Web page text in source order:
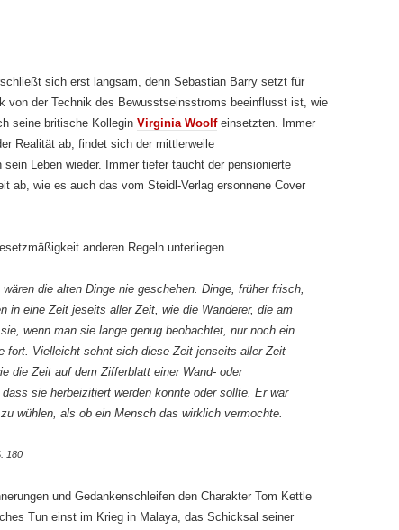
sich erst langsam, denn Sebastian Barry setzt für
von der Technik des Bewusstseinsstroms beeinflusst ist, wie
seine britische Kollegin Virginia Woolfeinsetzten. Immer
Realität ab, findet sich der mittlerweile
Leben wieder. Immer tiefer taucht der pensionierte
ab, wie es auch das vom Steidl-Verlag ersonnene Cover
anderen Regeln unterliegen.
die alten Dinge nie geschehen. Dinge, früher frisch,
in eine Zeit jeseits aller Zeit, wie die Wanderer, die am
wenn man sie lange genug beobachtet, nur noch ein
fort. Vielleicht sehnt sich diese Zeit jenseits aller Zeit
die Zeit auf dem Zifferblatt einer Wand- oder
sie herbeizitiert werden konnte oder sollte. Er war
wühlen, als ob ein Mensch das wirklich vermochte.
180
und Gedankenschleifen den Charakter Tom Kettle
Tun einst im Krieg in Malaya, das Schicksal seiner